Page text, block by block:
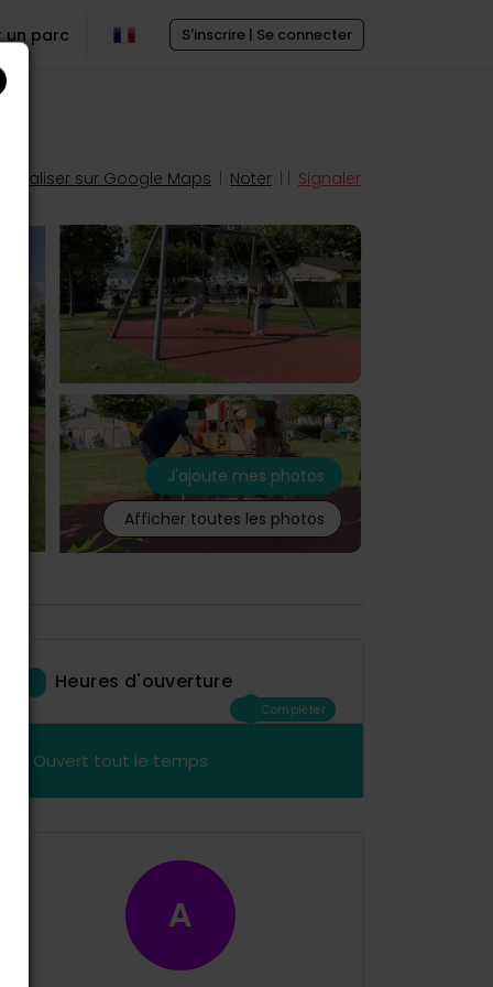
S'inscrire | Se connecter
un parc
Localiser sur Google Maps Noter Signaler
J'ajoute mes photos
Afficher toutes les photos
Heures d'ouverture
Compléter
Ouvert tout le temps
A